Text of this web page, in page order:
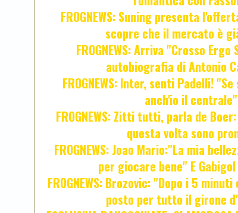
FROGNEWS: Suning presenta
scopre che il mercato è
FROGNEWS: Arriva "Crosso Ergo
autobiografia di Antonio
FROGNEWS: Inter, senti Padelli!
anch'io il centrale"
FROGNEWS: Zitti tutti, parla de
questa volta sono
FROGNEWS: Joao Mario:"La mia
per giocare bene" E
FROGNEWS: Brozovic: "Dopo i 5
posto per tutto il girone